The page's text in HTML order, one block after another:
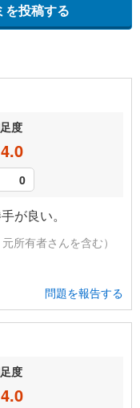
を投稿する
度
4.0
0
が良い。
所有者さんを含む）
問題を報告する
度
4.0